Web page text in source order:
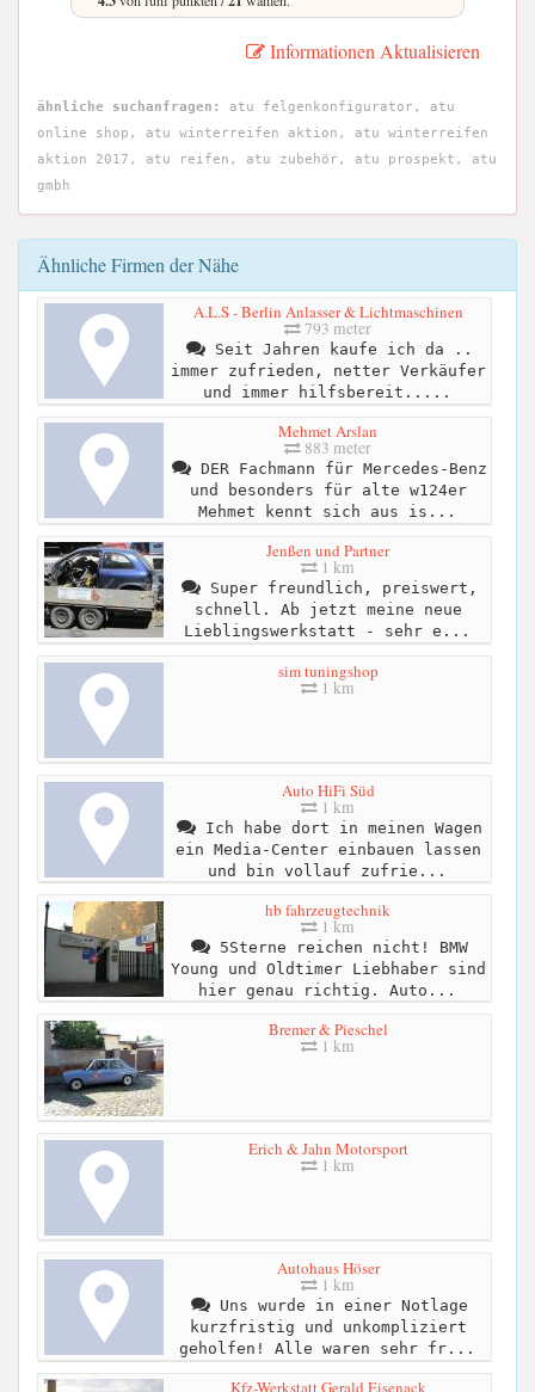
Informationen Aktualisieren
ähnliche suchanfragen:
atu felgenkonfigurator, atu
online shop, atu winterreifen aktion, atu winterreifen
aktion 2017, atu reifen, atu zubehör, atu prospekt, atu
gmbh
Ähnliche Firmen der Nähe
A.L.S - Berlin Anlasser & Lichtmaschinen
793 meter
Seit Jahren kaufe ich da ..
immer zufrieden, netter Verkäufer
und immer hilfsbereit.....
Mehmet Arslan
883 meter
DER Fachmann für Mercedes-Benz
und besonders für alte w124er
Mehmet kennt sich aus is...
Jenßen und Partner
1 km
Super freundlich, preiswert,
schnell. Ab jetzt meine neue
Lieblingswerkstatt - sehr e...
sim tuningshop
1 km
Auto HiFi Süd
1 km
Ich habe dort in meinen Wagen
ein Media-Center einbauen lassen
und bin vollauf zufrie...
hb fahrzeugtechnik
1 km
5Sterne reichen nicht! BMW
Young und Oldtimer Liebhaber sind
hier genau richtig. Auto...
Bremer & Pieschel
1 km
Erich & Jahn Motorsport
1 km
Autohaus Höser
1 km
Uns wurde in einer Notlage
kurzfristig und unkompliziert
geholfen! Alle waren sehr fr...
Kfz-Werkstatt Gerald Eisenack